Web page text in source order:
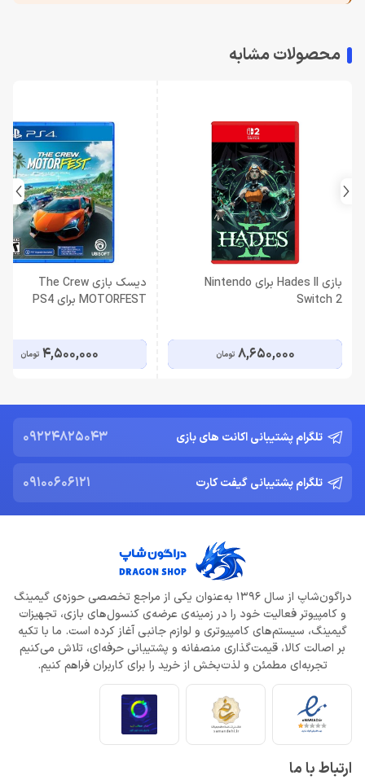
محصولات مشابه
بازی Hades II برای Nintendo
Switch 2
8,650,000 تومان
دیسک بازی The Crew
MOTORFEST برای PS4
4,500,000 تومان
تلگرام پشتیبانی اکانت های بازی 09224825043
تلگرام پشتیبانی گیفت کارت 09100606121
دراگون‌شاپ از سال 1396 به‌عنوان یکی از مراجع تخصصی حوزه‌ی گیمینگ
و کامپیوتر فعالیت خود را در زمینه‌ی عرضه‌ی کنسول‌های بازی، تجهیزات
گیمینگ، سیستم‌های کامپیوتری و لوازم جانبی آغاز کرده است. ما با تکیه
بر اصالت کالا، قیمت‌گذاری منصفانه و پشتیبانی حرفه‌ای، تلاش می‌کنیم
تجربه‌ای مطمئن و لذت‌بخش از خرید را برای کاربران فراهم کنیم.
ارتباط با ما